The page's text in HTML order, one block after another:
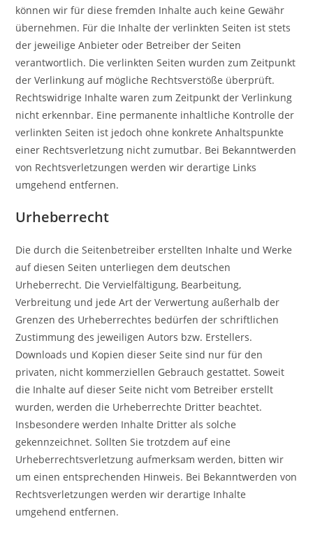
können wir für diese fremden Inhalte auch keine Gewähr
übernehmen. Für die Inhalte der verlinkten Seiten ist stets
der jeweilige Anbieter oder Betreiber der Seiten
verantwortlich. Die verlinkten Seiten wurden zum Zeitpunkt
der Verlinkung auf mögliche Rechtsverstöße überprüft.
Rechtswidrige Inhalte waren zum Zeitpunkt der Verlinkung
nicht erkennbar. Eine permanente inhaltliche Kontrolle der
verlinkten Seiten ist jedoch ohne konkrete Anhaltspunkte
einer Rechtsverletzung nicht zumutbar. Bei Bekanntwerden
von Rechtsverletzungen werden wir derartige Links
umgehend entfernen.
Urheberrecht
Die durch die Seitenbetreiber erstellten Inhalte und Werke
auf diesen Seiten unterliegen dem deutschen
Urheberrecht. Die Vervielfältigung, Bearbeitung,
Verbreitung und jede Art der Verwertung außerhalb der
Grenzen des Urheberrechtes bedürfen der schriftlichen
Zustimmung des jeweiligen Autors bzw. Erstellers.
Downloads und Kopien dieser Seite sind nur für den
privaten, nicht kommerziellen Gebrauch gestattet. Soweit
die Inhalte auf dieser Seite nicht vom Betreiber erstellt
wurden, werden die Urheberrechte Dritter beachtet.
Insbesondere werden Inhalte Dritter als solche
gekennzeichnet. Sollten Sie trotzdem auf eine
Urheberrechtsverletzung aufmerksam werden, bitten wir
um einen entsprechenden Hinweis. Bei Bekanntwerden von
Rechtsverletzungen werden wir derartige Inhalte
umgehend entfernen.